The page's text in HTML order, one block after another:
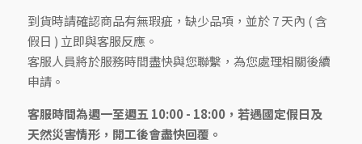
到貨時請確認商品有無瑕疵，缺少品項，並於 7 天內 ( 含
假日 ) 立即與客服反應。
客服人員將於服務時間盡快與您聯繫，為您處理相關後續
申請。
客服時間為週一至週五 10:00 - 18:00，若遇國定假日及
天然災害情形，開工後會盡快回覆。